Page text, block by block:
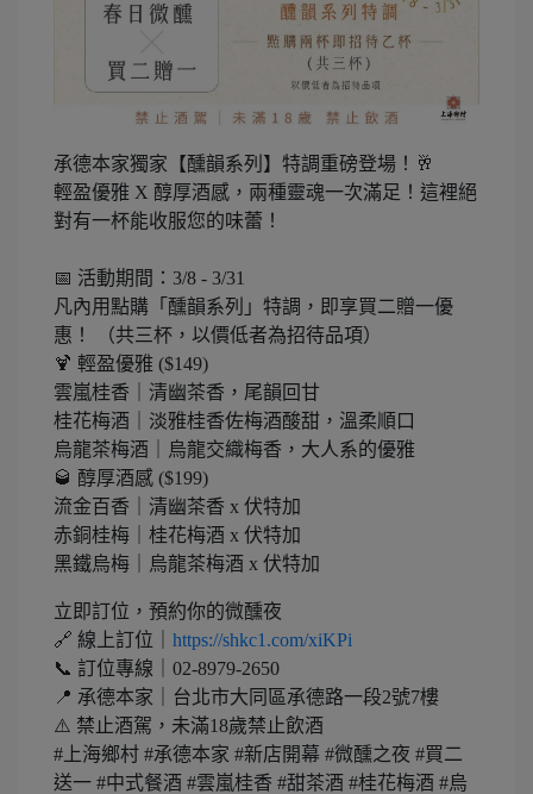
承德本家獨家【醺韻系列】特調重磅登場！🥂
輕盈優雅 X 醇厚酒感，兩種靈魂一次滿足！這裡絕
對有一杯能收服您的味蕾！
📅 活動期間：3/8 - 3/31
凡內用點購「醺韻系列」特調，即享買二贈一優
惠！ （共三杯，以價低者為招待品項）
🍹 輕盈優雅 ($149)
雲嵐桂香｜清幽茶香，尾韻回甘
桂花梅酒｜淡雅桂香佐梅酒酸甜，溫柔順口
烏龍茶梅酒｜烏龍交織梅香，大人系的優雅
🥃 醇厚酒感 ($199)
流金百香｜清幽茶香 x 伏特加
赤銅桂梅｜桂花梅酒 x 伏特加
黑鐵烏梅｜烏龍茶梅酒 x 伏特加
立即訂位，預約你的微醺夜
🔗 線上訂位｜ https://shkc1.com/xiKPi
📞 訂位專線｜02-8979-2650
📍 承德本家｜台北市大同區承德路一段2號7樓
⚠️ 禁止酒駕，未滿18歲禁止飲酒
#上海鄉村 #承德本家 #新店開幕 #微醺之夜 #買二
送一 #中式餐酒 #雲嵐桂香 #甜茶酒 #桂花梅酒 #烏